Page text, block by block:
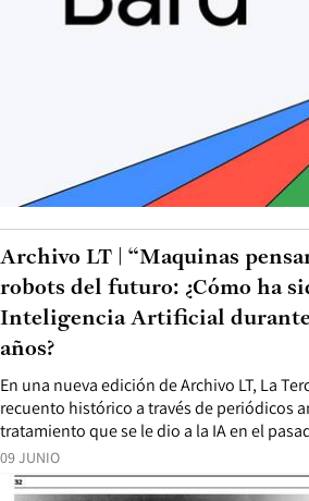
09 JUNIO
En una nueva edición de Archivo LT, La
recuento histórico a través de periódicos
tratamiento que se le dio a la IA en el
Archivo LT | “Maquinas
robots del futuro: ¿Cómo ha
Inteligencia Artificial
años?